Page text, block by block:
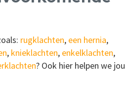
rugklachten, een hernia,
, knieklachten, enkelklachten,
? Ook hier helpen we jou